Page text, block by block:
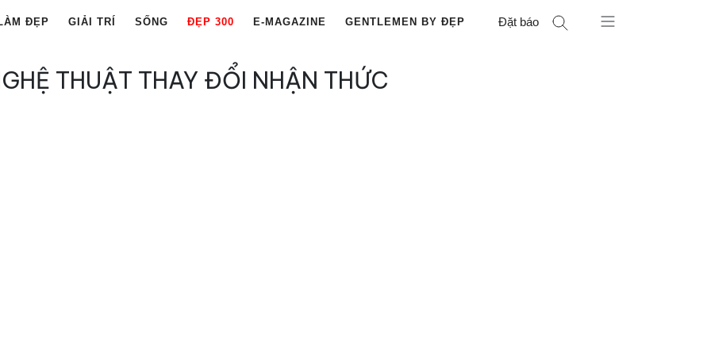
ĐẸP GIẢI TRÍ SỐNG ĐẸP 300 E-MAGAZINE GENTLEMEN BY ĐẸP Đặt báo
THUẬT THAY ĐỔI NHẬN THỨC